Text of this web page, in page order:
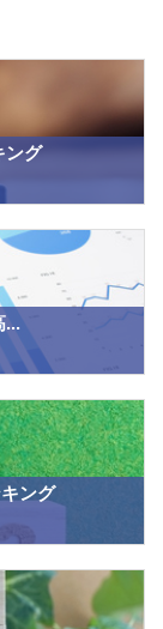
ング
...
ング